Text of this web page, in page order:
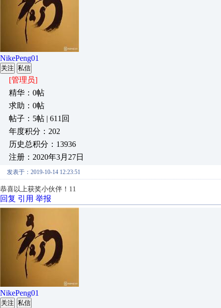
NikePeng01
关注 私信
[管理员]
精华：0帖
求助：0帖
帖子：5帖 | 611回
年度积分：202
历史总积分：13936
注册：2020年3月27日
发表于：2019-10-14 12:23:51
恭喜以上获奖小伙伴！11
回复 引用 举报
NikePeng01
关注 私信